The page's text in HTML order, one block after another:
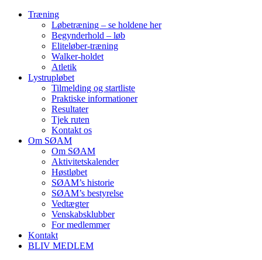
Træning
Løbetræning – se holdene her
Begynderhold – løb
Eliteløber-træning
Walker-holdet
Atletik
Lystrupløbet
Tilmelding og startliste
Praktiske informationer
Resultater
Tjek ruten
Kontakt os
Om SØAM
Om SØAM
Aktivitetskalender
Høstløbet
SØAM’s historie
SØAM’s bestyrelse
Vedtægter
Venskabsklubber
For medlemmer
Kontakt
BLIV MEDLEM